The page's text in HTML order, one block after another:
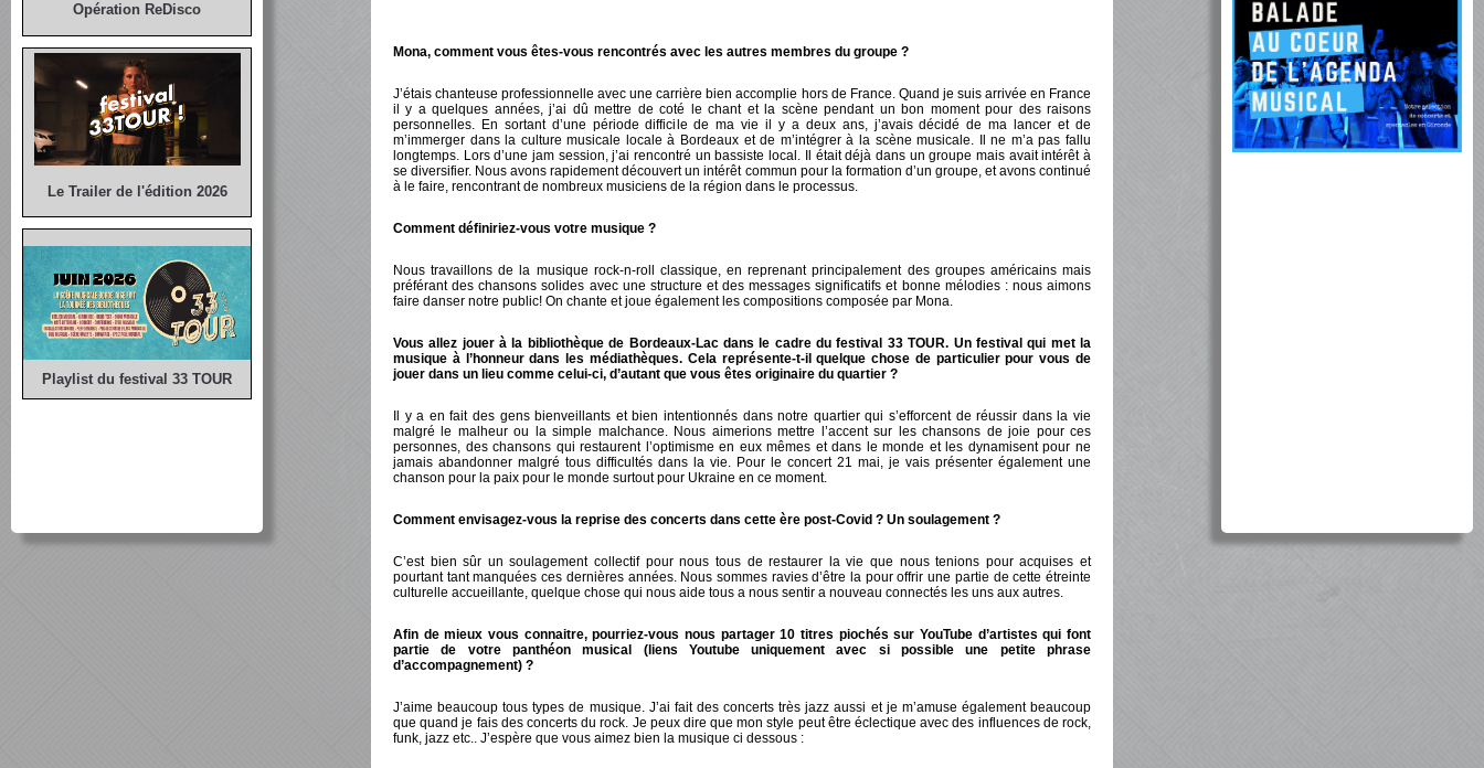
Opération ReDisco
Le Trailer de l'édition 2026
Playlist du festival 33 TOUR
Mona, comment vous êtes-vous rencontrés avec les autres membres du groupe ?
J’étais chanteuse professionnelle avec une carrière bien accomplie hors de France. Quand je suis arrivée en France
il y a quelques années, j’ai dû mettre de coté le chant et la scène pendant un bon moment pour des raisons
personnelles. En sortant d’une période difficile de ma vie il y a deux ans, j’avais décidé de ma lancer et de
m’immerger dans la culture musicale locale à Bordeaux et de m’intégrer à la scène musicale. Il ne m’a pas fallu
longtemps. Lors d’une jam session, j’ai rencontré un bassiste local. Il était déjà dans un groupe mais avait intérêt à
se diversifier. Nous avons rapidement découvert un intérêt commun pour la formation d’un groupe, et avons continué
à le faire, rencontrant de nombreux musiciens de la région dans le processus.
Comment définiriez-vous votre musique ?
Nous travaillons de la musique rock-n-roll classique, en reprenant principalement des groupes américains mais
préférant des chansons solides avec une structure et des messages significatifs et bonne mélodies : nous aimons
faire danser notre public! On chante et joue également les compositions composée par Mona.
Vous allez jouer à la bibliothèque de Bordeaux-Lac dans le cadre du festival 33 TOUR. Un festival qui met la
musique à l’honneur dans les médiathèques. Cela représente-t-il quelque chose de particulier pour vous de
jouer dans un lieu comme celui-ci, d’autant que vous êtes originaire du quartier ?
Il y a en fait des gens bienveillants et bien intentionnés dans notre quartier qui s’efforcent de réussir dans la vie
malgré le malheur ou la simple malchance. Nous aimerions mettre l’accent sur les chansons de joie pour ces
personnes, des chansons qui restaurent l’optimisme en eux mêmes et dans le monde et les dynamisent pour ne
jamais abandonner malgré tous difficultés dans la vie. Pour le concert 21 mai, je vais présenter également une
chanson pour la paix pour le monde surtout pour Ukraine en ce moment.
Comment envisagez-vous la reprise des concerts dans cette ère post-Covid ? Un soulagement ?
C’est bien sûr un soulagement collectif pour nous tous de restaurer la vie que nous tenions pour acquises et
pourtant tant manquées ces dernières années. Nous sommes ravies d’être la pour offrir une partie de cette étreinte
culturelle accueillante, quelque chose qui nous aide tous a nous sentir a nouveau connectés les uns aux autres.
Afin de mieux vous connaitre, pourriez-vous nous partager 10 titres piochés sur YouTube d’artistes qui font
partie de votre panthéon musical (liens Youtube uniquement avec si possible une petite phrase
d’accompagnement) ?
J’aime beaucoup tous types de musique. J’ai fait des concerts très jazz aussi et je m’amuse également beaucoup
que quand je fais des concerts du rock. Je peux dire que mon style peut être éclectique avec des influences de rock,
funk, jazz etc.. J’espère que vous aimez bien la musique ci dessous :